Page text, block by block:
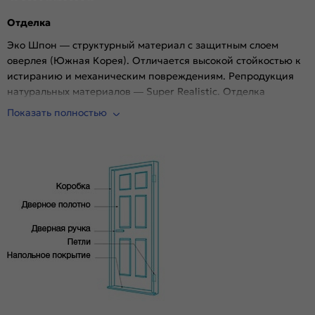
Отделка
Эко Шпон — структурный материал с защитным слоем
оверлея (Южная Корея). Отличается высокой стойкостью к
истиранию и механическим повреждениям. Репродукция
натуральных материалов — Super Realistic. Отделка
осуществляется с использованием PUR-клея необратимой
White Сrystal — белое художественное сатинированное.
Дешевое стекло с пескоструйной обработкой не
используем.
Показать полностью